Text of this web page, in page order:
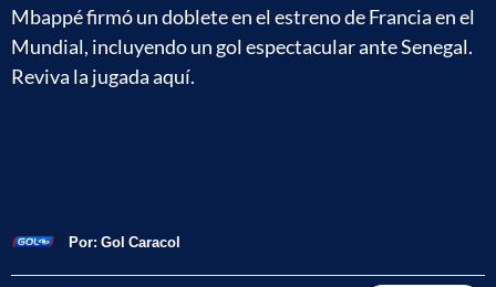
Mbappé firmó un doblete en el estreno de Francia en el
Mundial, incluyendo un gol espectacular ante Senegal.
Reviva la jugada aquí.
Por: Gol Caracol